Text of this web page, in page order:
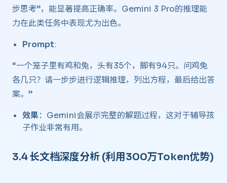
步思考”，能显著提高正确率。Gemini 3 Pro的推理能
力在此类任务中表现尤为出色。
Prompt:
“一个笼子里有鸡和兔，头有35个，脚有94只。问鸡兔
各几只？请一步步进行逻辑推理，列出方程，最后给出答
案。”
效果：Gemini会展示完整的解题过程，这对于辅导孩
子作业非常有用。
3.4 长文档深度分析 (利用300万Token优势)